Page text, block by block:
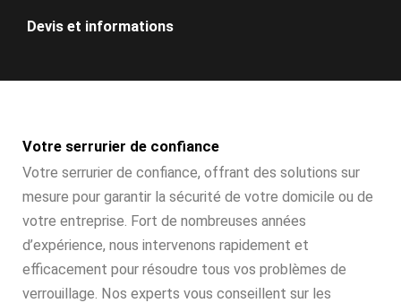
Devis et informations
Votre serrurier de confiance
Votre serrurier de confiance, offrant des solutions sur
mesure pour garantir la sécurité de votre domicile ou de
votre entreprise. Fort de nombreuses années
d’expérience, nous intervenons rapidement et
efficacement pour résoudre tous vos problèmes de
verrouillage. Nos experts vous conseillent sur les